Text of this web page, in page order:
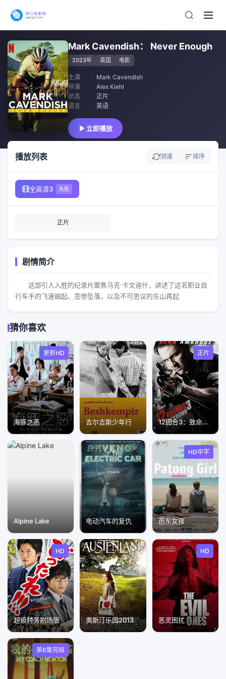
Mark Cavendish： Never Enough
2023年 英国 电影
主演
Mark Cavendish
导演
Alex Kiehl
状态
正片
语言
英语
立即播放
播放列表 测速 排序
全高清3 失败
正片
剧情简介
这部引人入胜的纪录片聚焦马克·卡文迪什，讲述了这名职业自
行车手的飞速崛起、悲惨坠落，以及不可思议的东山再起
猜你喜欢
更新HD
海豚之恶 吉尔吉斯少年行
正片
12回合3：致命禁闭
Alpine Lake 电动汽车的复仇
HD中字
芭东女孩
HD
超级特务剧场版 奥斯汀乐园2013
HD
恶灵困扰
第6集完结